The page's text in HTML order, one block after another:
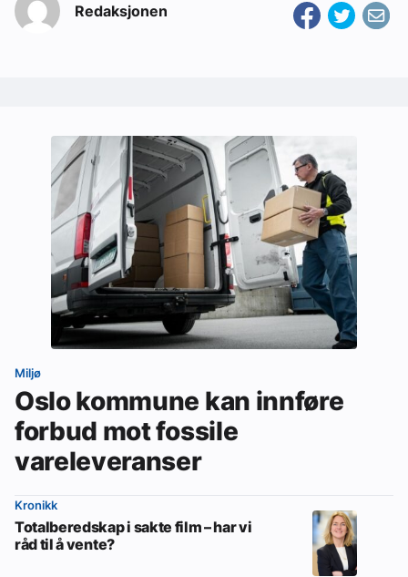
Redaksjonen
Miljø
Oslo kommune kan innføre
forbud mot fossile
vareleveranser
Kronikk
Totalberedskap i sakte film – har vi
råd til å vente?